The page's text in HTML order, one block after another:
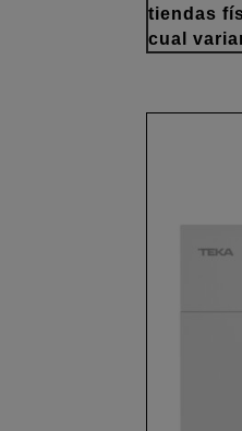
tiendas
cual